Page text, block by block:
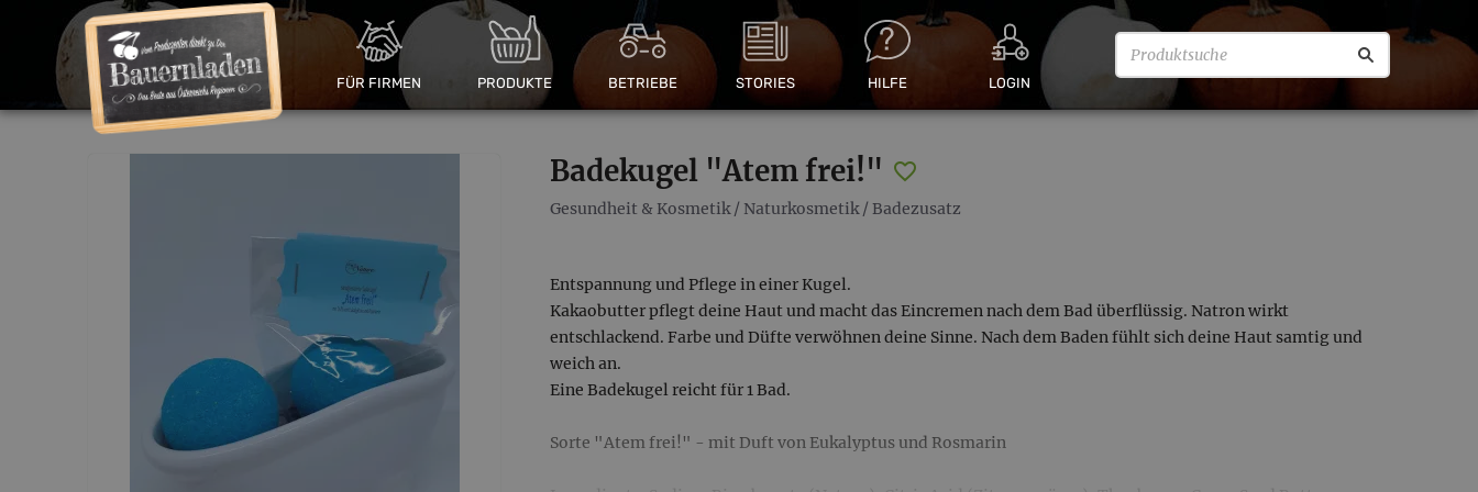
FÜR FIRMEN PRODUKTE BETRIEBE STORIES HILFE LOGIN
Badekugel "Atem frei!"
Gesundheit & Kosmetik/ Naturkosmetik/ Badezusatz
Entspannung und Pflege in einer Kugel.
Kakaobutter pflegt deine Haut und macht das Eincremen nach dem Bad überflüssig. Natron wirkt
entschlackend. Farbe und Düfte verwöhnen deine Sinne. Nach dem Baden fühlt sich deine Haut samtig und
weich an.
Eine Badekugel reicht für 1 Bad.
Sorte "Atem frei!" - mit Duft von Eukalyptus und Rosmarin